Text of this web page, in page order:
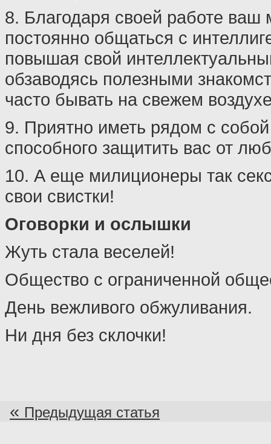
8. Благодаря своей работе ваш
постоянно общаться с
повышая свой
обзаводясь полезными
часто бывать на свежем
9. Приятно иметь рядом с
способного защитить вас от
10. А еще милиционеры так
свои свистки!
Оговорки и ослышки
Жуть стала веселей!
Общество с ограниченной
День вежливого обжуливания.
Ни дня без склочки!
« Предыдущая статья